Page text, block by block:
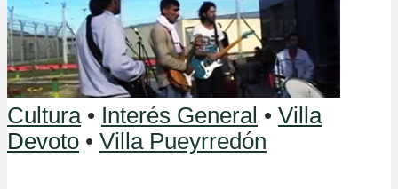
Cultura • Interés General • Villa
Devoto • Villa Pueyrredón